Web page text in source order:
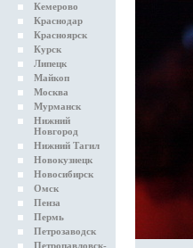
Кемерово
Краснодар
Красноярск
Курск
Липецк
Майкоп
Москва
Мурманск
Нижний
Новгород
Нижний Тагил
Новокузнецк
Новосибирск
Омск
Пенза
Пермь
Петрозаводск
Петропавловск-